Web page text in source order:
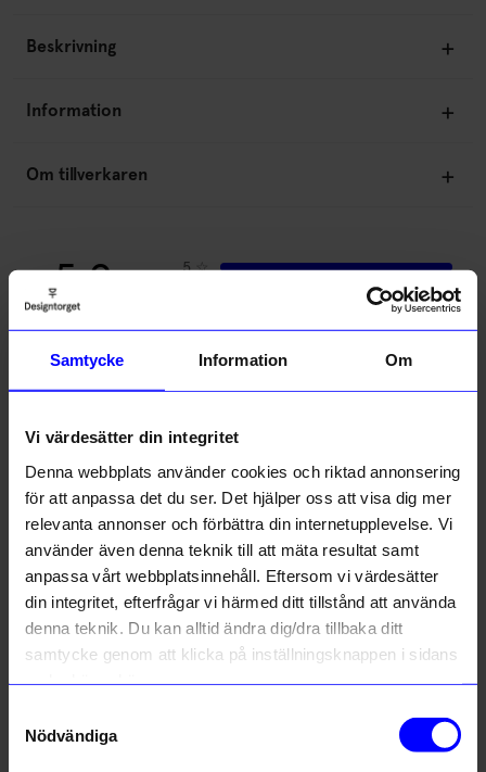
Samtycke Information Om
Vi värdesätter din integritet
Denna webbplats använder cookies och riktad annonsering
för att anpassa det du ser. Det hjälper oss att visa dig mer
relevanta annonser och förbättra din internetupplevelse. Vi
använder även denna teknik till att mäta resultat samt
anpassa vårt webbplatsinnehåll. Eftersom vi värdesätter
din integritet, efterfrågar vi härmed ditt tillstånd att använda
denna teknik. Du kan alltid ändra dig/dra tillbaka ditt
samtycke genom att klicka på inställningsknappen i sidans
Nödvändiga
Beskrivning
Information
Om tillverkaren
5.0
1 betyg
5 ☆
2 ☆
☆
JC
Jenny C
7 månader sedan
Verified by Trustvoice
Liknande produkter